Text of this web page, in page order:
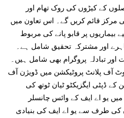
کے کیڑوں کی روک تھام اور
مرکز قائم کریں گے۔ اس تعاون میں
بیماریوں پر قابو پانے کی مربوط
اور مشترکہ تحقیق شامل ہے۔
تبادلہ پروگرام بھی شامل ہیں۔
آف پلانٹ پروٹیکشن میں ڈویژن آف
کے ڈپٹی ایگزیکٹو ٹیان ٹوتھ کی
یو اے ایف کے وائس چانسلر
کی طرف سے یو اے ایف کی بنیادی